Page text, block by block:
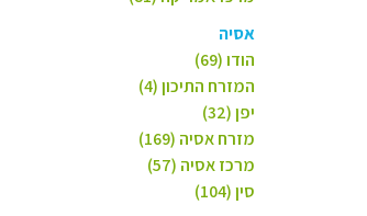
אסיה
הודו (69)
המזרח התיכון (4)
יפן (32)
מזרח אסיה (169)
מרכז אסיה (57)
סין (104)